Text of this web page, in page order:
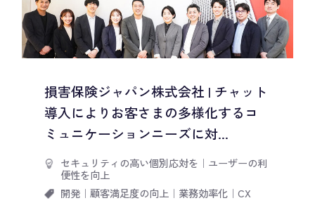
損害保険ジャパン株式会社 | チャット
導入によりお客さまの多様化するコ
ミュニケーションニーズに対...
セキュリティの高い個別応対を ｜ ユーザーの利
便性を向上
開発｜ 顧客満足度の向上 ｜ 業務効率化｜ CX